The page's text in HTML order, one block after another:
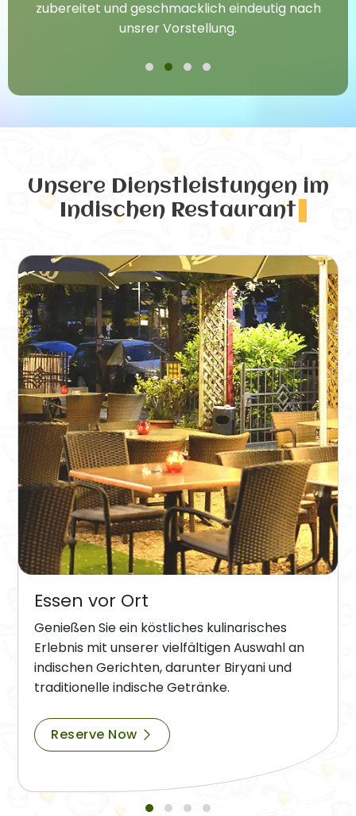
zubereitet und geschmacklich eindeutig nach
unsrer Vorstellung.
Unsere Dienstleistungen im
Indischen Restaurant
Essen vor Ort
Genießen Sie ein köstliches kulinarisches
Erlebnis mit unserer vielfältigen Auswahl an
indischen Gerichten, darunter Biryani und
traditionelle indische Getränke.
Reserve Now